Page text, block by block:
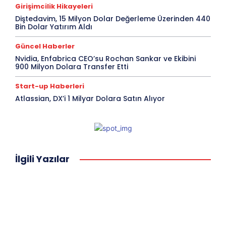
Girişimcilik Hikayeleri
Diştedavim, 15 Milyon Dolar Değerleme Üzerinden 440
Bin Dolar Yatırım Aldı
Güncel Haberler
Nvidia, Enfabrica CEO’su Rochan Sankar ve Ekibini
900 Milyon Dolara Transfer Etti
Start-up Haberleri
Atlassian, DX’i 1 Milyar Dolara Satın Alıyor
İlgili Yazılar